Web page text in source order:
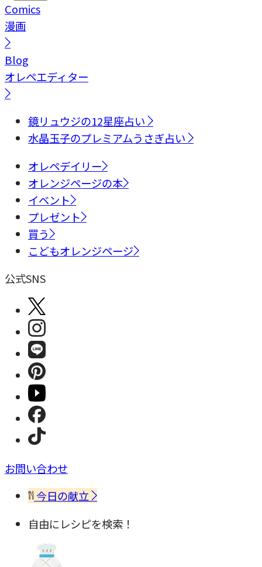
Comics
漫画
Blog
オレペエディター
鏡リュウジの12星座占い
水晶玉子のプレミアムうさぎ占い
オレペデイリー
オレンジページの本
イベント
プレゼント
買う
こどもオレンジページ
公式SNS
お問い合わせ
今日の献立
自由にレシピを検索！